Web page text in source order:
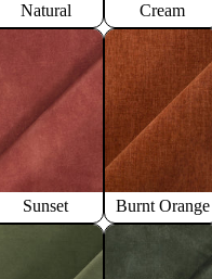
Natural Cream
Sunset Burnt Orange